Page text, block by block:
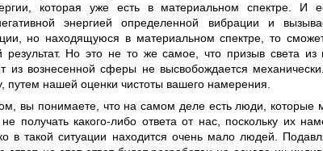
которая уже есть в материальном спектре. И
энергией определенной вибрации и
но находящуюся в материальном спектре, то
результат. Но это не то же самое, что призыв света из
из вознесенной сферы не высвобождается
путем нашей оценки чистоты вашего намерения.
вы понимаете, что на самом деле есть люди, которые
получать какого-либо ответа от нас, поскольку их
в такой ситуации находится очень мало людей.